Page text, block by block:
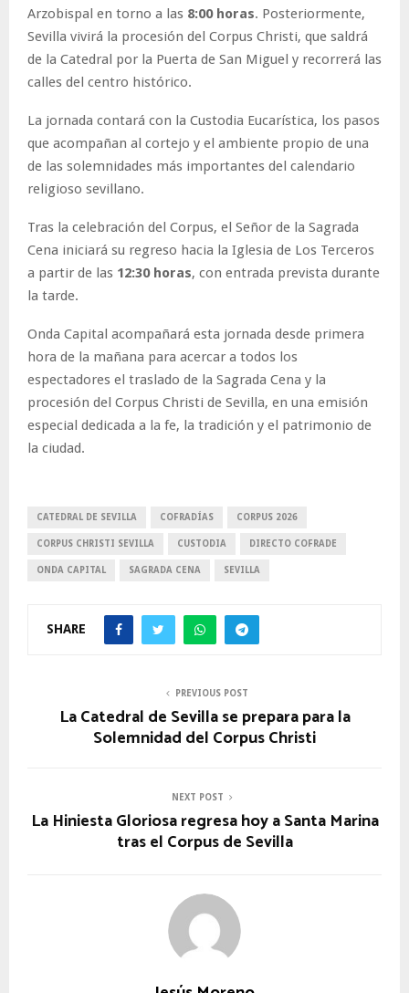
Arzobispal en torno a las 8:00 horas. Posteriormente,
Sevilla vivirá la procesión del Corpus Christi, que saldrá
de la Catedral por la Puerta de San Miguel y recorrerá las
calles del centro histórico.
La jornada contará con la Custodia Eucarística, los pasos
que acompañan al cortejo y el ambiente propio de una
de las solemnidades más importantes del calendario
religioso sevillano.
Tras la celebración del Corpus, el Señor de la Sagrada
Cena iniciará su regreso hacia la Iglesia de Los Terceros
a partir de las 12:30 horas, con entrada prevista durante
la tarde.
Onda Capital acompañará esta jornada desde primera
hora de la mañana para acercar a todos los
espectadores el traslado de la Sagrada Cena y la
procesión del Corpus Christi de Sevilla, en una emisión
especial dedicada a la fe, la tradición y el patrimonio de
la ciudad.
CATEDRAL DE SEVILLA COFRADÍAS CORPUS 2026
CORPUS CHRISTI SEVILLA CUSTODIA DIRECTO COFRADE
ONDA CAPITAL SAGRADA CENA SEVILLA
SHARE
PREVIOUS POST
La Catedral de Sevilla se prepara para la
Solemnidad del Corpus Christi
NEXT POST
La Hiniesta Gloriosa regresa hoy a Santa Marina
tras el Corpus de Sevilla